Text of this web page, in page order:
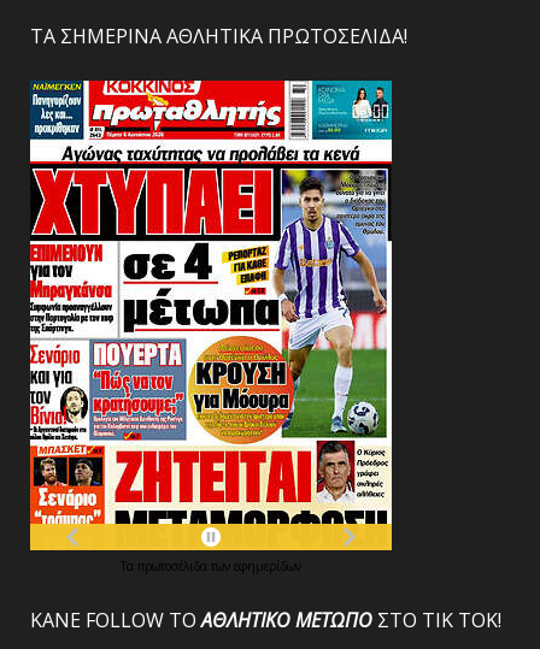
ΤΑ ΣΗΜΕΡΙΝΑ ΑΘΛΗΤΙΚΑ ΠΡΩΤΟΣΕΛΙΔΑ!
Τα πρωτοσέλιδα των εφημερίδων
ΚΑΝΕ FOLLOW ΤΟΑΘΛΗΤΙΚΟΜΕΤΩΠΟ ΣΤΟ ΤΙΚ ΤΟΚ!